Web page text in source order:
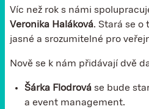
Víc než rok s námi
Veronika Haláková. Stará se o
jasné a srozumitelné pro
Nově se k nám přidávají dvě
Šárka Flodrová se bude
a event management.